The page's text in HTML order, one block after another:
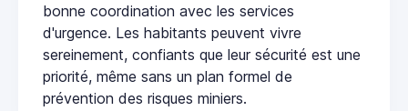
bonne coordination avec les services
d'urgence. Les habitants peuvent vivre
sereinement, confiants que leur sécurité est une
priorité, même sans un plan formel de
prévention des risques miniers.